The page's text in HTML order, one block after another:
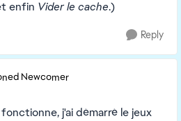
enfin Vider le cache.)
Reply
Newcomer
fonctionne, j'ai démarré le jeux